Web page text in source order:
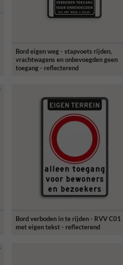
Bord eigen weg - stapvoets rijden,
vrachtwagens en onbevoegden geen
toegang - reflecterend
Bord verboden in te rijden - RVV C01
met eigen tekst - reflecterend